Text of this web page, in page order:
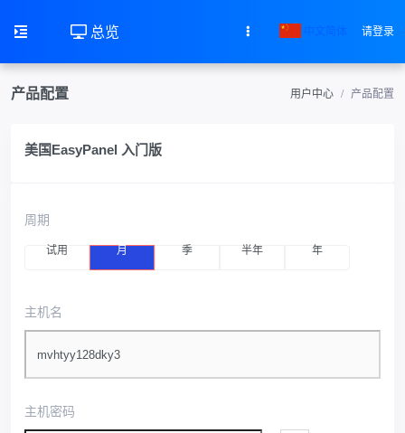
总览 中文简体 请登录
产品配置 用户中心 产品配置
美国EasyPanel 入门版
周期
试用 月 季 半年 年
主机名
主机密码